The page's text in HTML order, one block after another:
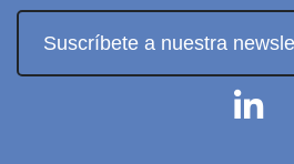
Suscríbete a nuestra